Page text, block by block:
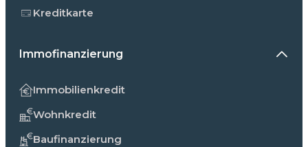
Kreditkarte
Immofinanzierung
Immobilienkredit
Wohnkredit
Baufinanzierung